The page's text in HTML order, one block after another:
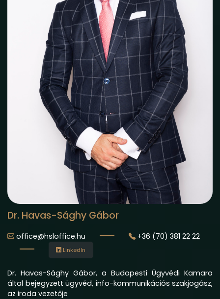
Dr. Havas-Sághy Gábor
office@hsloffice.hu +36 (70) 381 22 22
LinkedIn
Dr. Havas-Sághy Gábor, a Budapesti Ügyvédi Kamara
által bejegyzett ügyvéd, info-kommunikációs szakjogász,
az iroda vezetője